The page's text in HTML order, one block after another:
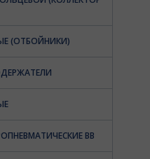
(ОТБОЙНИКИ)
ВВ